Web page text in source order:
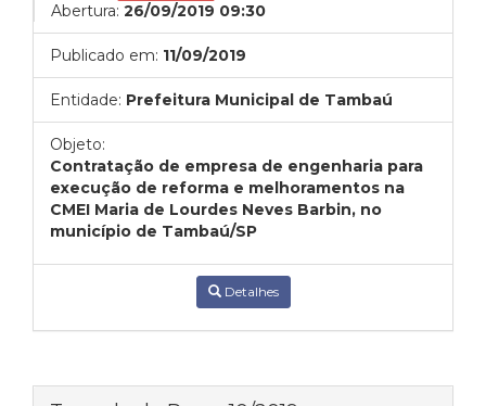
Abertura: 26/09/2019 09:30
Publicado em: 11/09/2019
Entidade: Prefeitura Municipal de Tambaú
Objeto:
Contratação de empresa de engenharia para
execução de reforma e melhoramentos na
CMEI Maria de Lourdes Neves Barbin, no
município de Tambaú/SP
Detalhes